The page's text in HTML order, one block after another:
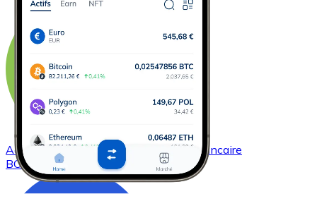
AcheterBitcoin Cash avec virement bancaire
BCH